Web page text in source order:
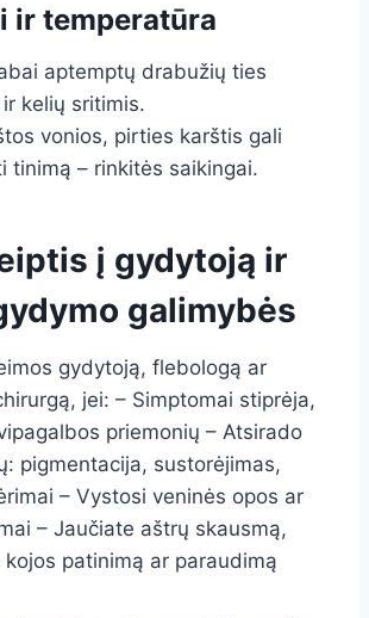
ir temperatūra
aptemptų drabužių ties
kelių sritimis.
vonios, pirties karštis gali
tinimą – rinkitės saikingai.
į gydytoją ir
galimybės
gydytoją, flebologą ar
jei: – Simptomai stiprėja,
priemonių – Atsirado
pigmentacija, sustorėjimas,
– Vystosi veninės opos ar
– Jaučiate aštrų skausmą,
patinimą ar paraudimą